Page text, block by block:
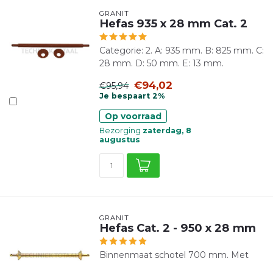
GRANIT
Hefas 935 x 28 mm Cat. 2
Categorie: 2. A: 935 mm. B: 825 mm. C:
28 mm. D: 50 mm. E: 13 mm.
€95,94 €94,02
Je bespaart 2%
Op voorraad
Bezorging zaterdag, 8
augustus
GRANIT
Hefas Cat. 2 - 950 x 28 mm
Binnenmaat schotel 700 mm. Met